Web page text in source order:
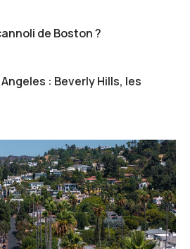
de Boston ?
: Beverly Hills, les